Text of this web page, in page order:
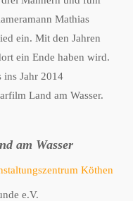
Mathias
ein. Mit den Jahren
ein Ende haben wird.
ins Jahr 2014
Land am Wasser.
am Wasser
Köthen
e.V.